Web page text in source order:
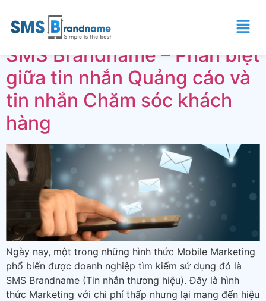
Thẻ:VMG
SMS Brandname – Phân biệt
giữa tin nhắn Quảng cáo và
tin nhắn Chăm sóc khách
hàng
Ngày nay, một trong những hình thức Mobile Marketing
phổ biến được doanh nghiệp tìm kiếm sử dụng đó là
SMS Brandname (Tin nhắn thương hiệu). Đây là hình
thức Marketing với chi phí thấp nhưng lại mang đến hiệu